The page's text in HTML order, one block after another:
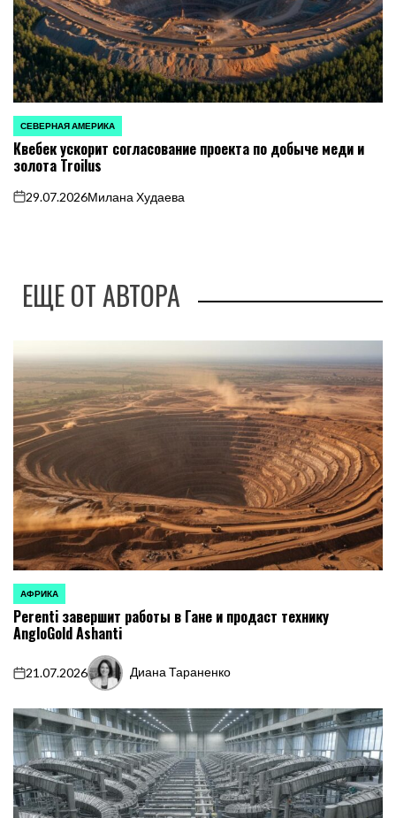
ОПУБЛИКОВАНО
В
СЕВЕРНАЯ АМЕРИКА
Квебек ускорит согласование проекта по добыче меди и
золота Troilus
on
29.07.2026Милана Худаева
ЕЩЕ ОТ АВТОРА
ОПУБЛИКОВАНО
В
АФРИКА
Perenti завершит работы в Гане и продаст технику
AngloGold Ashanti
on
21.07.2026
Запись
Диана Тараненко